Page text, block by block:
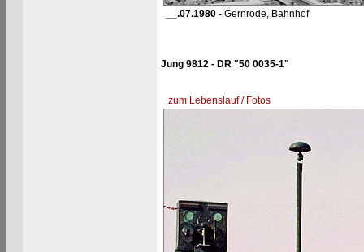
__.07.1980- Gernrode, Bahnhof
Jung 9812 - DR "50 0035-1"
zum Lebenslauf / Fotos